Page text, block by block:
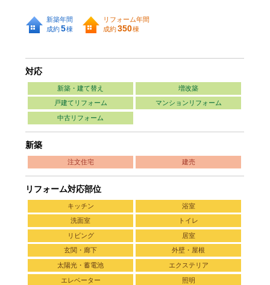
新築年間
成約5棟
リフォーム年間
成約350棟
対応
新築・建て替え 増改築
戸建てリフォーム マンションリフォーム
中古リフォーム
新築
注文住宅 建売
リフォーム対応部位
キッチン 浴室
洗面室 トイレ
リビング 居室
玄関・廊下 外壁・屋根
太陽光・蓄電池 エクステリア
エレベーター 照明